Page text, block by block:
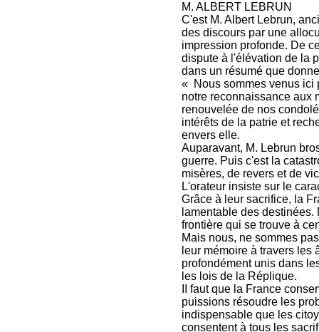
M. ALBERT LEBRUN
C'est M. Albert Lebrun,
des discours par une
impression profonde. De
dispute à l'élévation de la
dans un résumé que
« Nous sommes venus ici
notre reconnaissance aux
renouvelée de nos
intérêts de la patrie et
envers elle.
Auparavant, M. Lebrun
guerre. Puis c'est la
misères, de revers et de
L'orateur insiste sur le
Grâce à leur sacrifice, la
lamentable des
frontière qui se trouve à
Mais nous, ne sommes
leur mémoire à travers les
profondément unis dans
les lois de la Réplique.
II faut que la France
puissions résoudre les
indispensable que les
consentent à tous les